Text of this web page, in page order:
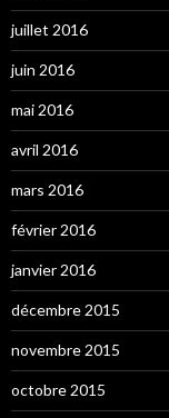
juillet 2016
juin 2016
mai 2016
avril 2016
mars 2016
février 2016
janvier 2016
décembre 2015
novembre 2015
octobre 2015